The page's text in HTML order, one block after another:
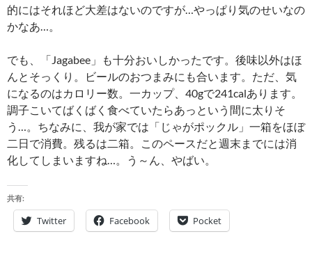
的にはそれほど大差はないのですが…やっぱり気のせいなの
かなあ…。
でも、「Jagabee」も十分おいしかったです。後味以外はほ
んとそっくり。ビールのおつまみにも合います。ただ、気
になるのはカロリー数。一カップ、40gで241calあります。
調子こいてばくばく食べていたらあっという間に太りそ
う…。ちなみに、我が家では「じゃがポックル」一箱をほぼ
二日で消費。残るは二箱。このペースだと週末までには消
化してしまいますね…。う～ん、やばい。
共有:
Twitter Facebook Pocket